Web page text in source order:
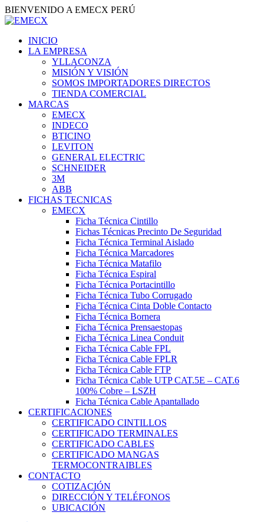
BIENVENIDO A EMECX PERÚ
INICIO
LA EMPRESA
YLLACONZA
MISIÓN Y VISIÓN
SOMOS IMPORTADORES DIRECTOS
TIENDA COMERCIAL
MARCAS
EMECX
INDECO
BTICINO
LEVITON
GENERAL ELECTRIC
SCHNEIDER
3M
ABB
FICHAS TECNICAS
EMECX
Ficha Técnica Cintillo
Fichas Técnicas Precinto De Seguridad
Ficha Técnica Terminal Aislado
Ficha Técnica Marcadores
Ficha Técnica Matafilo
Ficha Técnica Espiral
Ficha Técnica Portacintillo
Ficha Técnica Tubo Corrugado
Ficha Técnica Cinta Doble Contacto
Ficha Técnica Bornera
Ficha Técnica Prensaestopas
Ficha Técnica Linea Conduit
Ficha Técnica Cable FPL
Ficha Técnica Cable FPLR
Ficha Técnica Cable FTP
Ficha Técnica Cable UTP CAT.5E – CAT.6
100% Cobre – LSZH
Ficha Técnica Cable Apantallado
CERTIFICACIONES
CERTIFICADO CINTILLOS
CERTIFICADO TERMINALES
CERTIFICADO CABLES
CERTIFICADO MANGAS
TERMOCONTRAIBLES
CONTACTO
COTIZACIÓN
DIRECCIÓN Y TELÉFONOS
UBICACIÓN